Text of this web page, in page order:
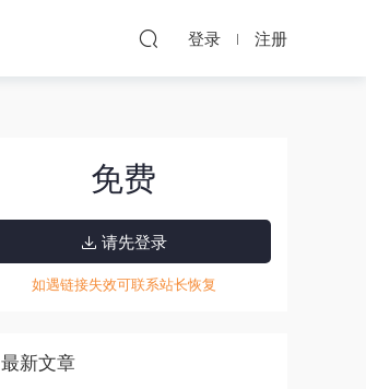
登录 注册
免费
请先登录
如遇链接失效可联系站长恢复
最新文章